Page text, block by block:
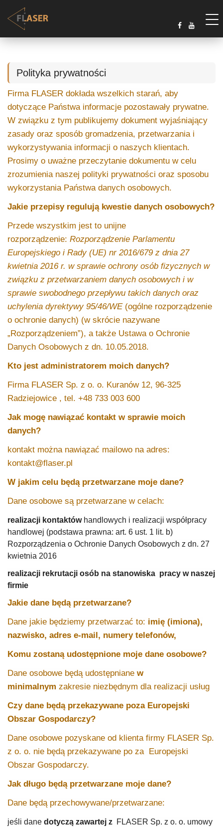
Polityka prywatności
Firma FLASER dokłada wszelkich starań, aby
dotyczące Państwa informacje pozostawały prywatne.
W związku z tym publikujemy dokument wyjaśniający
zasady oraz sposób gromadzenia, przetwarzania i
wykorzystywania informacji o naszych klientach.
Prosimy o uważne przeczytanie dokumentu w celu
zrozumienia naszej polityki prywatności oraz sposobu
wykorzystania Państwa danych osobowych.
Jakie przepisy regulują kwestie danych osobowych?
Przede wszystkim jest to unijne
rozporządzenie: Rozporządzenie Parlamentu
Europejskiego i Rady (UE) nr 2016/679 z dnia 27
kwietnia 2016 r. w sprawie ochrony osób fizycznych w
związku z przetwarzaniem danych osobowych i w
sprawie swobodnego przepływu takich danych oraz
uchylenia dyrektywy 95/46/WE (ogólne rozporządzenie
o ochronie danych) (w skrócie nazywane
„Rozporządzeniem”), a także Ustawa o Ochronie
Danych Osobowych z dn. 10.05.2018.
Kto jest administratorem moich danych?
Firma FLASER Sp. z o. o. Kuranów 12, 96-325
Radziejowice , tel. +48 733 003 600
Jak mogę nawiązać kontakt w sprawie moich
danych?
kontakt można nawiązać mailowo na adres:
kontakt@flaser.pl
W jakim celu będą przetwarzane moje dane?
Dane osobowe są przetwarzane w celach:
realizacji kontaktówhandlowych i realizacji współpracy
handlowej (podstawa prawna: art. 6 ust. 1 lit. b)
Rozporządzenia o Ochronie Danych Osobowych z dn. 27
kwietnia 2016
realizacji rekrutacji osób na stanowiska pracy w naszej
firmie
Jakie dane będą przetwarzane?
Dane jakie będziemy przetwarzać to: imię (imiona),
nazwisko, adres e-mail, numery telefonów,
Komu zostaną udostępnione moje dane osobowe?
Dane osobowe będą udostępniane w
minimalnym zakresie niezbędnym dla realizacji usług
Czy dane będą przekazywane poza Europejski
Obszar Gospodarczy?
Dane osobowe pozyskane od klienta firmy FLASER Sp.
z o. o. nie będą przekazywane po za Europejski
Obszar Gospodarczy.
Jak długo będą przetwarzane moje dane?
Dane będą przechowywane/przetwarzane:
jeśli dane dotyczą zawartej z FLASER Sp. z o. o. umowy